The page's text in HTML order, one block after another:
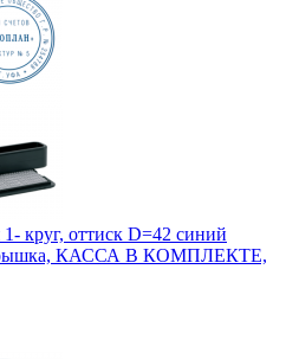
круг, оттиск D=42 синий
КАССА В КОМПЛЕКТЕ,